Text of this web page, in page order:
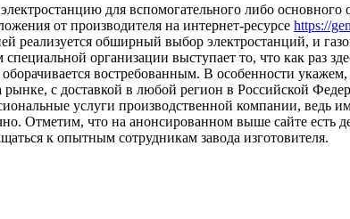
для вспомогательного либо основного
от производителя на интернет-ресурсе https://
обширный выбор электростанций, и
организации выступает то, что как раз
востребованным. В особенности
с доставкой в любой регион в Российской
услуги производственной компании, ведь
Отметим, что на анонсированном выше сайте
к опытным сотрудникам завода изготовителя.